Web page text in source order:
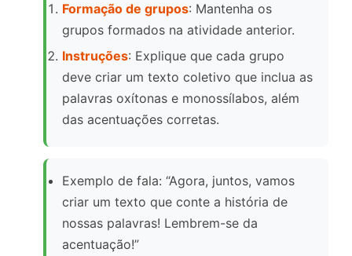
Formação de grupos: Mantenha os
grupos formados na atividade anterior.
Instruções: Explique que cada grupo
deve criar um texto coletivo que inclua as
palavras oxítonas e monossílabos, além
das acentuações corretas.
Exemplo de fala: “Agora, juntos, vamos
criar um texto que conte a história de
nossas palavras! Lembrem-se da
acentuação!”